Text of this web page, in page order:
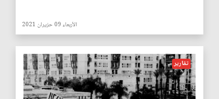
الأربعاء 09 حزيران 2021
تقارير